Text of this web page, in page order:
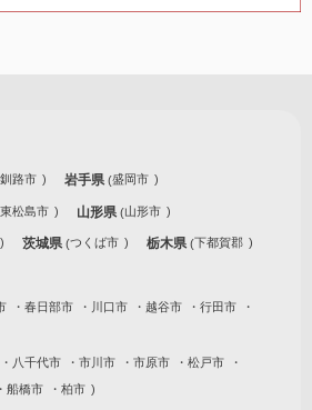
釧路市 岩手県 盛岡市
東松島市 山形県 山形市
茨城県 つくば市 栃木県 下都賀郡
春日部市 川口市 越谷市
行田市
八千代市 市川市 市原市
松戸市
船橋市 柏市